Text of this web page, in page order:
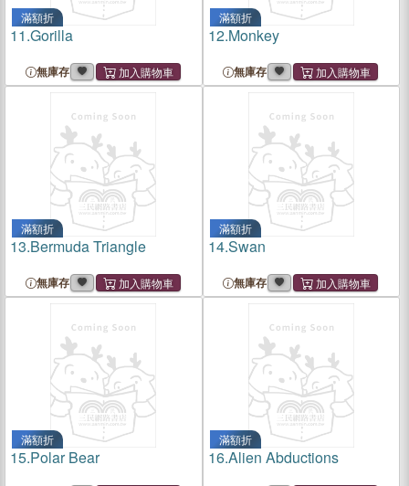
滿額折
11.Gorilla
無庫存
滿額折
12.Monkey
無庫存
滿額折
13.Bermuda Triangle
無庫存
滿額折
14.Swan
無庫存
滿額折
15.Polar Bear
滿額折
16.Alien Abductions